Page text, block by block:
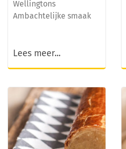
Wellingtons
Ambachtelijke smaak
Lees meer...